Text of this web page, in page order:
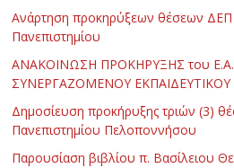
Ανάρτηση προκηρύξεων θέσεων ΔΕΠ
Πανεπιστημίου
ΑΝΑΚΟΙΝΩΣΗ ΠΡΟΚΗΡΥΞΗΣ του
ΣΥΝΕΡΓΑΖΟΜΕΝΟΥ
Δημοσίευση προκήρυξης τριών (3)
Πανεπιστημίου Πελοποννήσου
Παρουσίαση βιβλίου π. Βασίλειου